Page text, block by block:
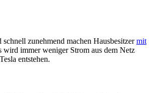
zunehmend machen Hausbesitzermit
wird immer weniger Strom aus dem Netz
entstehen.